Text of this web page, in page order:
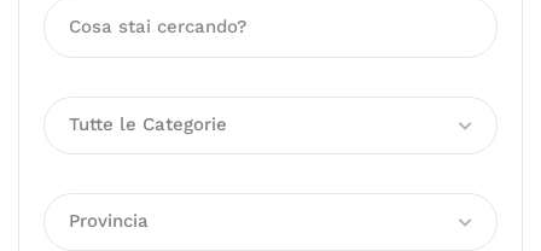
Tutte le Categorie
Provincia